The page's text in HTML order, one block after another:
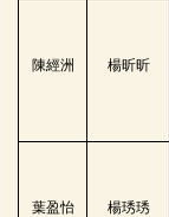
陳經洲 楊昕昕
葉盈怡 楊琇琇